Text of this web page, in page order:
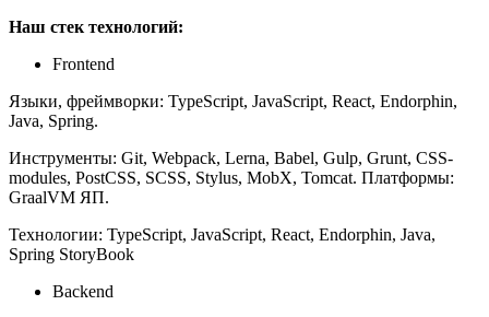
Наш стек технологий:
Frontend
Языки, фреймворки: TypeScript, JavaScript, React, Endorphin,
Java, Spring.
Инструменты: Git, Webpack, Lerna, Babel, Gulp, Grunt, CSS-
modules, PostCSS, SCSS, Stylus, MobX, Tomcat. Платформы:
GraalVM ЯП.
Технологии: TypeScript, JavaScript, React, Endorphin, Java,
Spring StoryBook
Backend